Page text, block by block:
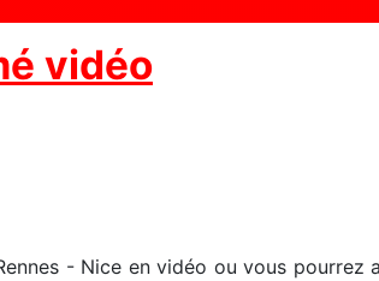
vidéo
- Nice en vidéo ou vous